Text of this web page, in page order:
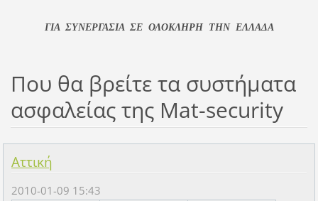
ΓΙΑ ΣΥΝΕΡΓΑΣΙΑ ΣΕ ΟΛΟΚΛΗΡΗ ΤΗΝ ΕΛΛΑΔΑ
Που θα βρείτε τα συστήματα
ασφαλείας της Mat-security
Αττική
2010-01-09 15:43